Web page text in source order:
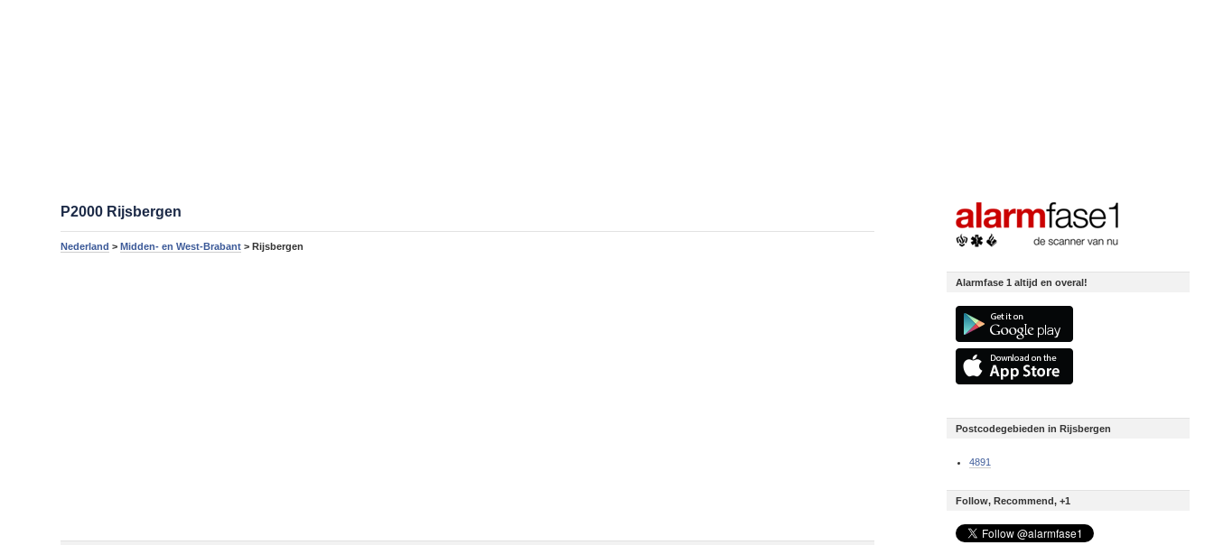
P2000 Rijsbergen
Nederland >Midden- en West-Brabant > Rijsbergen
Alarmfase 1 altijd en overal!
Postcodegebieden in Rijsbergen
4891
Follow, Recommend, +1